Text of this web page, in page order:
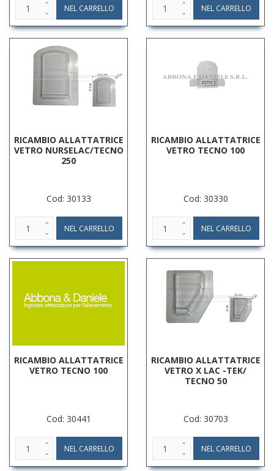
RICAMBIO ALLATTATRICE
VETRO NURSELAC/TECNO
250
Cod: 30133
RICAMBIO ALLATTATRICE
VETRO TECNO 100
Cod: 30330
RICAMBIO ALLATTATRICE
VETRO TECNO 100
Cod: 30441
RICAMBIO ALLATTATRICE
VETRO X LAC -TEK/
TECNO 50
Cod: 30703